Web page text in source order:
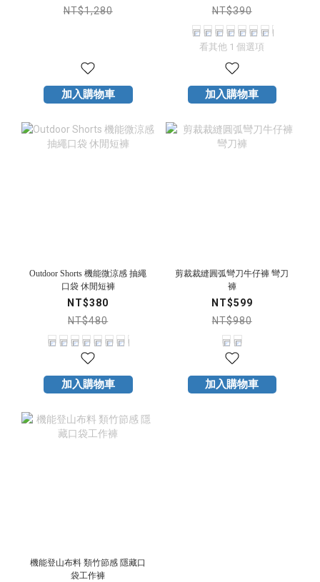
NT$1,280
加入購物車
NT$390
看其他 1 個選項
加入購物車
Outdoor Shorts 機能微涼感 抽繩
口袋 休閒短褲
NT$380
NT$480
加入購物車
剪裁裁縫圓弧彎刀牛仔褲 彎刀
褲
NT$599
NT$980
加入購物車
機能登山布料 類竹節感 隱藏口
袋工作褲